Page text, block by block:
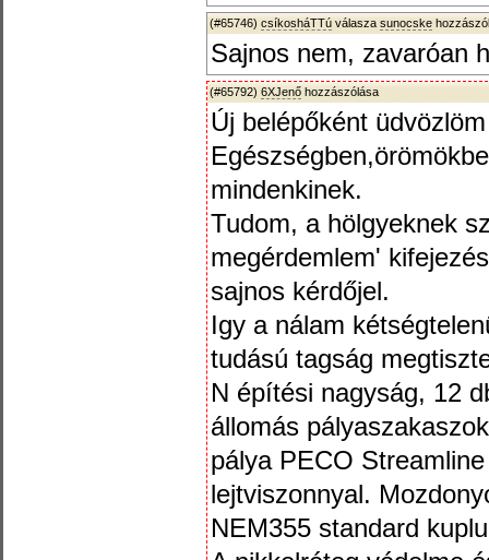
(#65746) csíkosháTTú válasza sunocske
Sajnos nem, zavaróan
(#65792) 6XJenő hozzászólása
Új belépőként
mindenkinek.
Tudom, a hölgyeknek
megérdemlem'
sajnos kérdőjel.
Igy a nálam
tudású tagság
N építési nagyság, 12
állomás
pálya PECO
lejtviszonnyal.
NEM355 standard